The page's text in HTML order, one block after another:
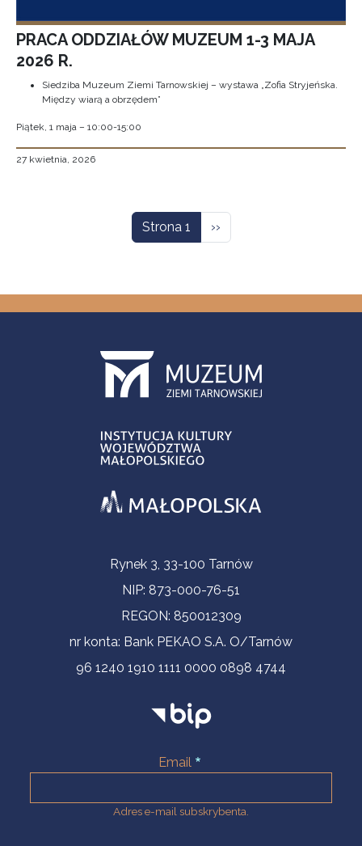
PRACA ODDZIAŁÓW MUZEUM 1-3 MAJA
2026 R.
Siedziba Muzeum Ziemi Tarnowskiej – wystawa „Zofia Stryjeńska.
Między wiarą a obrzędem”
Piątek, 1 maja – 10:00-15:00
27 kwietnia, 2026
Strona 1 Następna strona
››
Informacje kontaktoweRynek 3, 33-100 Tarnów
NIP: 873-000-76-51
REGON: 850012309
nr konta: Bank PEKAO S.A. O/Tarnów
96 1240 1910 1111 0000 0898 4744
Email
Adres e-mail subskrybenta.